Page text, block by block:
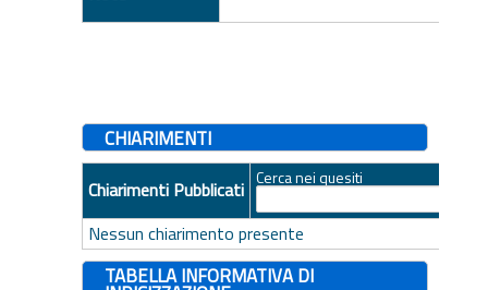
CHIARIMENTI
Chiarimenti Pubblicati Cerca nei quesiti
Nessun chiarimento presente
TABELLA INFORMATIVA DI